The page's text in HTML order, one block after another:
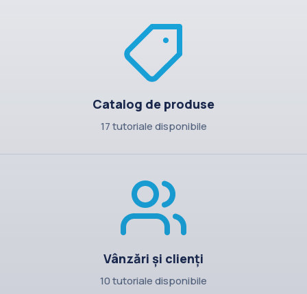
Catalog de produse
17 tutoriale disponibile
Vânzări și clienți
10 tutoriale disponibile